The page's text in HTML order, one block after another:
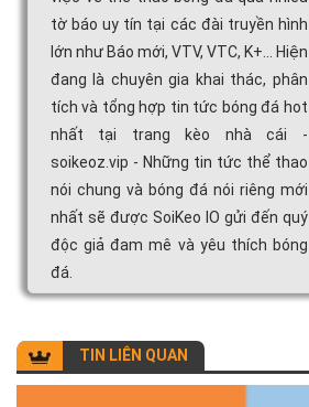
tờ báo uy tín tại các đài truyền hình
lớn như Báo mới, VTV, VTC, K+... Hiện
đang là chuyên gia khai thác, phân
tích và tổng hợp tin tức bóng đá hot
nhất tại trang kèo nhà cái -
soikeoz.vip - Những tin tức thể thao
nói chung và bóng đá nói riêng mới
nhất sẽ được SoiKeo IO gửi đến quý
độc giả đam mê và yêu thích bóng
đá.
TIN LIÊN QUAN